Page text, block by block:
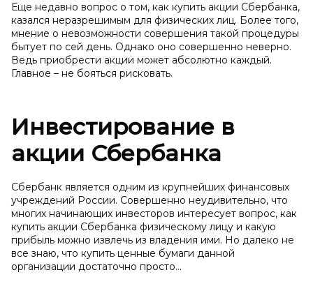
Еще недавно вопрос о том, как купить акции Сбербанка,
казался неразрешимым для физических лиц. Более того,
мнение о невозможности совершения такой процедуры
бытует по сей день. Однако оно совершенно неверно.
Ведь приобрести акции может абсолютно каждый.
Главное – не бояться рисковать.
Инвестирование в
акции Сбербанка
Сбербанк является одним из крупнейших финансовых
учреждений России. Совершенно неудивительно, что
многих начинающих инвесторов интересует вопрос, как
купить акции Сбербанка физическому лицу и какую
прибыль можно извлечь из владения ими. Но далеко не
все знаю, что купить ценные бумаги данной
организации достаточно просто…